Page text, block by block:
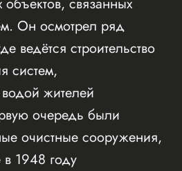
объектов, связанных
Он осмотрел ряд
ведётся строительство
систем,
жителей
очередь были
очистные сооружения,
1948 году